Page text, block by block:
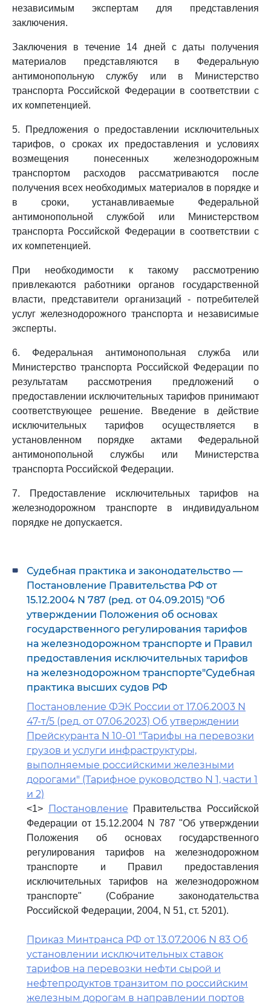
независимым экспертам для представления
заключения.
Заключения в течение 14 дней с даты получения
материалов представляются в Федеральную
антимонопольную службу или в Министерство
транспорта Российской Федерации в соответствии с
их компетенцией.
5. Предложения о предоставлении исключительных
тарифов, о сроках их предоставления и условиях
возмещения понесенных железнодорожным
транспортом расходов рассматриваются после
получения всех необходимых материалов в порядке и
в сроки, устанавливаемые Федеральной
антимонопольной службой или Министерством
транспорта Российской Федерации в соответствии с
их компетенцией.
При необходимости к такому рассмотрению
привлекаются работники органов государственной
власти, представители организаций - потребителей
услуг железнодорожного транспорта и независимые
эксперты.
6. Федеральная антимонопольная служба или
Министерство транспорта Российской Федерации по
результатам рассмотрения предложений о
предоставлении исключительных тарифов принимают
соответствующее решение. Введение в действие
исключительных тарифов осуществляется в
установленном порядке актами Федеральной
антимонопольной службы или Министерства
транспорта Российской Федерации.
7. Предоставление исключительных тарифов на
железнодорожном транспорте в индивидуальном
порядке не допускается.
Судебная практика и законодательство —
Постановление Правительства РФ от
15.12.2004 N 787 (ред. от 04.09.2015) "Об
утверждении Положения об основах
государственного регулирования тарифов
на железнодорожном транспорте и Правил
предоставления исключительных тарифов
на железнодорожном транспорте"Судебная
практика высших судов РФ
Постановление ФЭК России от 17.06.2003 N
47-т/5 (ред. от 07.06.2023) Об утверждении
Прейскуранта N 10-01 "Тарифы на перевозки
грузов и услуги инфраструктуры,
выполняемые российскими железными
дорогами" (Тарифное руководство N 1, части 1
и 2)
<1> Постановление Правительства Российской
Федерации от 15.12.2004 N 787 "Об утверждении
Положения об основах государственного
регулирования тарифов на железнодорожном
транспорте и Правил предоставления
исключительных тарифов на железнодорожном
транспорте" (Собрание законодательства
Российской Федерации, 2004, N 51, ст. 5201).
Приказ Минтранса РФ от 13.07.2006 N 83 Об
установлении исключительных ставок
тарифов на перевозки нефти сырой и
нефтепродуктов транзитом по российским
железным дорогам в направлении портов